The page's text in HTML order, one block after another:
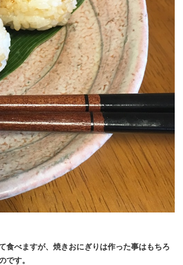
食べますが、焼きおにぎりは作った事はもちろ
です。